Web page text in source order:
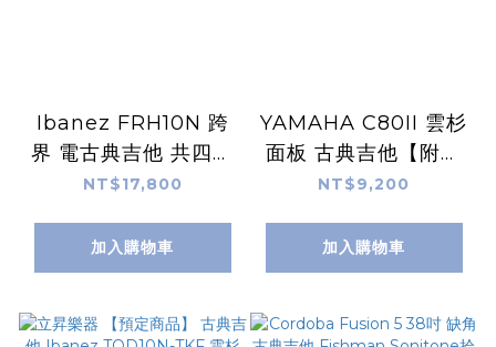
Ibanez FRH10N 跨
界 電古典吉他 共四色
附原廠琴袋
NT$17,800
加入購物車
YAMAHA C80II 雲杉
面板 古典吉他【附贈
原廠琴袋】
NT$9,200
加入購物車